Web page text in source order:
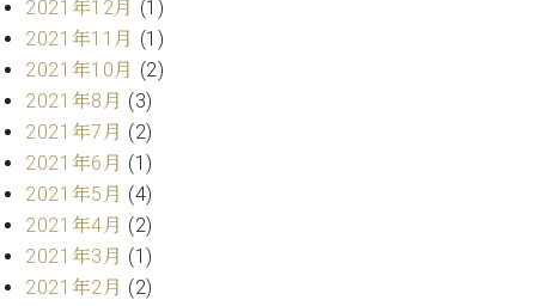
ミ
ー
W.
ホ
フ
マ
ン
プ
ロ
フ
京の
ご案
内
(PDF)
問
い
合
わ
せ
2021年12月 (1)
2021年11月 (1)
2021年10月 (2)
2021年8月 (3)
2021年7月 (2)
2021年6月 (1)
2021年5月 (4)
2021年4月 (2)
2021年3月 (1)
2021年2月 (2)